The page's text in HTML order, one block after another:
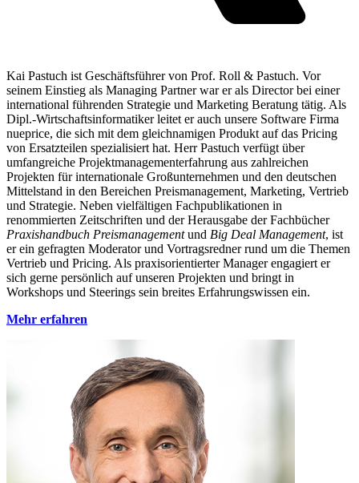
Kai Pastuch ist Geschäftsführer von Prof. Roll & Pastuch. Vor
seinem Einstieg als Managing Partner war er als Director bei einer
international führenden Strategie und Marketing Beratung tätig. Als
Dipl.-Wirtschaftsinformatiker leitet er auch unsere Software Firma
nueprice, die sich mit dem gleichnamigen Produkt auf das Pricing
von Ersatzteilen spezialisiert hat. Herr Pastuch verfügt über
umfangreiche Projektmanagementerfahrung aus zahlreichen
Projekten für internationale Großunternehmen und den deutschen
Mittelstand in den Bereichen Preismanagement, Marketing, Vertrieb
und Strategie. Neben vielfältigen Fachpublikationen in
renommierten Zeitschriften und der Herausgabe der Fachbücher
Praxishandbuch Preismanagementund Big Deal Management, ist
er ein gefragten Moderator und Vortragsredner rund um die Themen
Vertrieb und Pricing. Als praxisorientierter Manager engagiert er
sich gerne persönlich auf unseren Projekten und bringt in
Workshops und Steerings sein breites Erfahrungswissen ein.
Mehr erfahren